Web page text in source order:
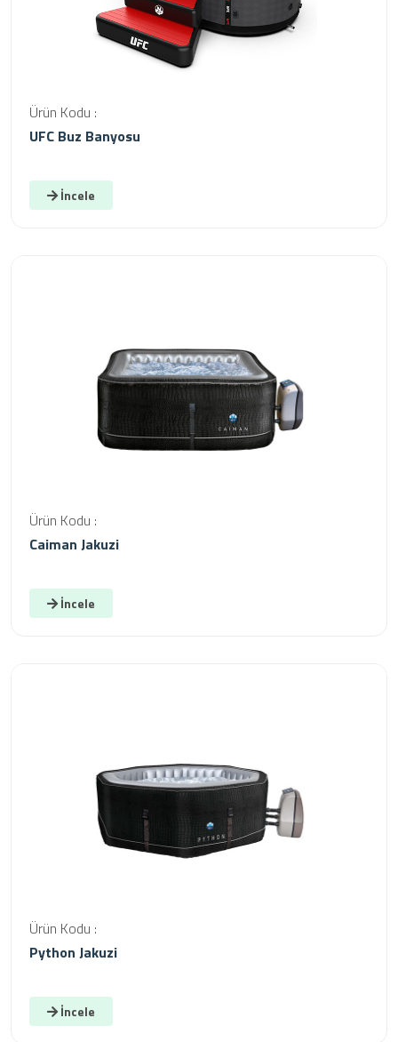
Ürün Kodu :
UFC Buz Banyosu
İncele
Ürün Kodu :
Caiman Jakuzi
İncele
Ürün Kodu :
Python Jakuzi
İncele